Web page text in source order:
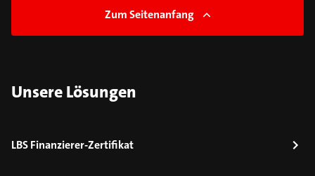
Zum Seitenanfang
Unsere Lösungen
LBS Finanzierer-Zertifikat